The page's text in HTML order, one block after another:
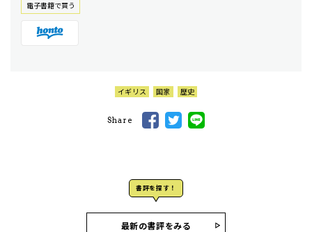
電⼦書籍で買う
イギリス 国家 歴史
Share
書評を探す！
最新の書評をみる